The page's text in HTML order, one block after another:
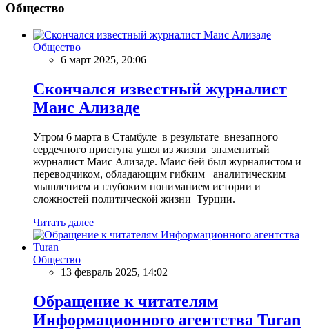
Общество
Общество
6 март 2025, 20:06
Скончался известный журналист
Маис Ализаде
Утром 6 марта в Стамбуле в результате внезапного
сердечного приступа ушел из жизни знаменитый
журналист Маис Ализаде. Маис бей был журналистом и
переводчиком, обладающим гибким аналитическим
мышлением и глубоким пониманием истории и
сложностей политической жизни Турции.
Читать далее
Общество
13 февраль 2025, 14:02
Обращение к читателям
Информационного агентства Turan